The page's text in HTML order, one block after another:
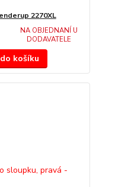
2270XL
NA OBJEDNANÍ U
DODAVATELE
košíku